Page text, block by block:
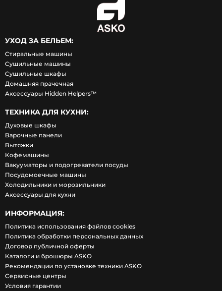
УХОД ЗА БЕЛЬЕМ:
Стиральные машины
Сушильные машины
Сушильные шкафы
Домашняя прачечная
Аксессуары Hidden Helpers™
ТЕХНИКА ДЛЯ КУХНИ:
Духовые шкафы
Варочные панели
Вытяжки
Кофемашины
Вакууматоры и подогреватели посуды
Посудомоечные машины
Холодильники и морозильники
Аксессуары для кухни
ИНФОРМАЦИЯ:
Политика использования файлов cookies
Политика обработки персональных данных
Договор публичной оферты
Каталоги и брошюры ASKO
Рекомендации по установке техники ASKO
Сервисные центры
Условия гарантии